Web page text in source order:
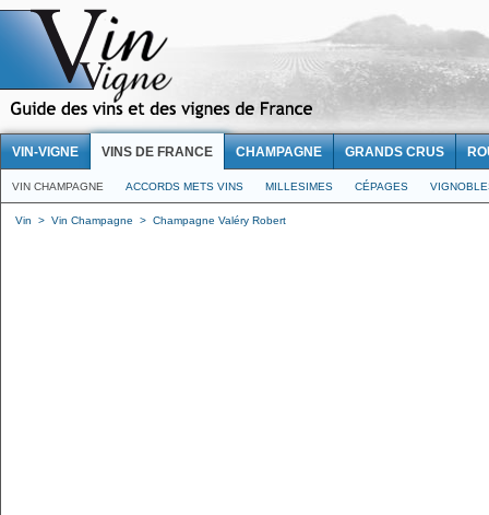
VIN-VIGNE VINS DE FRANCE CHAMPAGNE GRANDS CRUS
VIN CHAMPAGNE ACCORDS METS VINS MILLESIMES CÉPAGES
Vin > Vin Champagne > Champagne Valéry Robert